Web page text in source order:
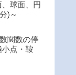
球面、円
)～
関数の停
小点・鞍